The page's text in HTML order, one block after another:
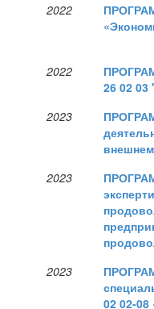
2022
2022
26 02
2023
2023
2023
02 02-